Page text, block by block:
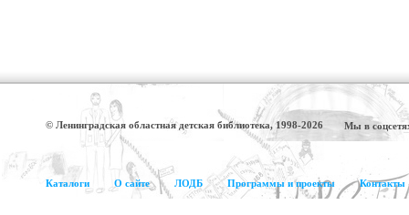
© Ленинградская областная детская библиотека, 1998-2026 Мы в
Каталоги О сайте ЛОДБ Программы и проекты Контакты